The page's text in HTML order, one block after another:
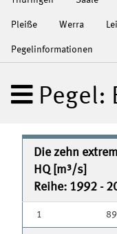
Pleiße Werra
Pegelinformationen
Pegel:
Die zehn
HQ [m³/s]
Reihe: 1992 -
1